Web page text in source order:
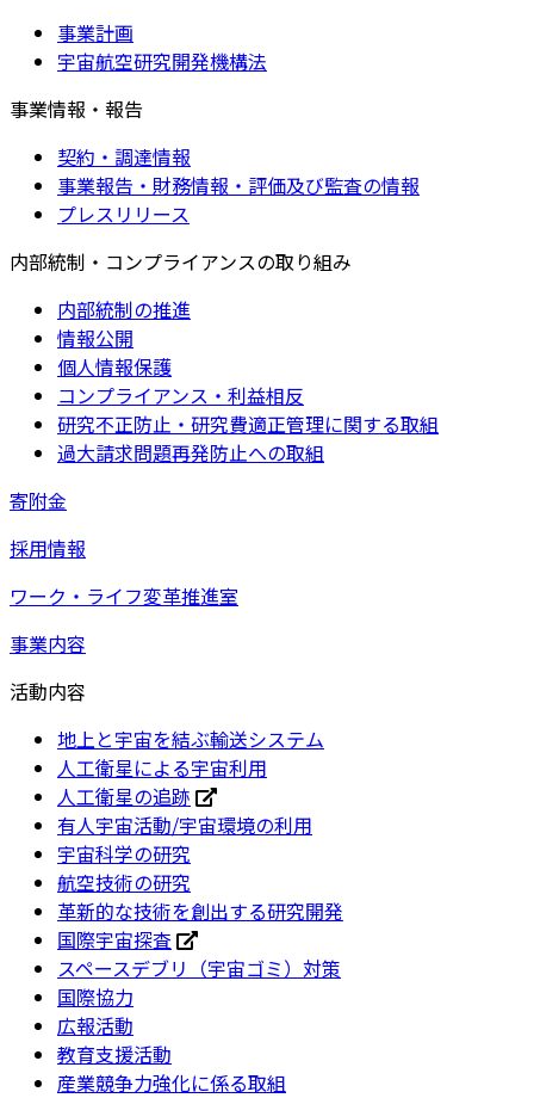
事業計画
宇宙航空研究開発機構法
事業情報・報告
契約・調達情報
事業報告・財務情報・評価及び監査の情報
プレスリリース
内部統制・コンプライアンスの取り組み
内部統制の推進
情報公開
個人情報保護
コンプライアンス・利益相反
研究不正防止・研究費適正管理に関する取組
過大請求問題再発防止への取組
寄附金
採用情報
ワーク・ライフ変革推進室
事業内容
活動内容
地上と宇宙を結ぶ輸送システム
人工衛星による宇宙利用
人工衛星の追跡
有人宇宙活動/宇宙環境の利用
宇宙科学の研究
航空技術の研究
革新的な技術を創出する研究開発
国際宇宙探査
スペースデブリ（宇宙ゴミ）対策
国際協力
広報活動
教育支援活動
産業競争力強化に係る取組